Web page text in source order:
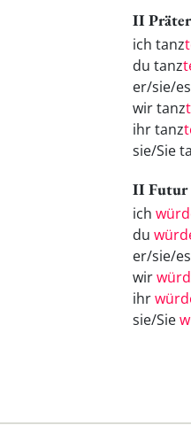
II
ich tanz
du tanz
er/sie/
wir tanz
ihr tanz
sie/Sie
II Futur
ich
du
er/sie/es
wir
ihr
sie/Sie